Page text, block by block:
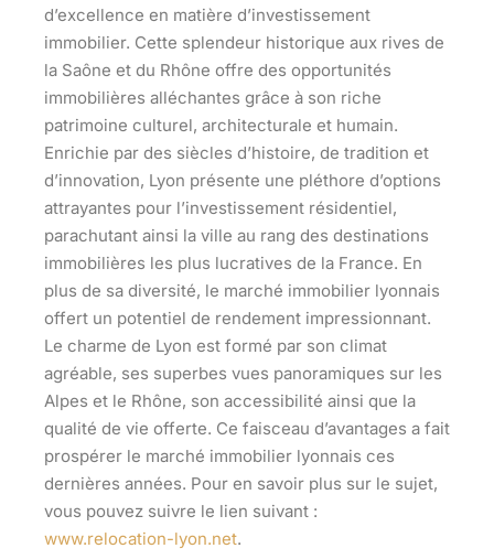
d’excellence en matière d’investissement
immobilier. Cette splendeur historique aux rives de
la Saône et du Rhône offre des opportunités
immobilières alléchantes grâce à son riche
patrimoine culturel, architecturale et humain.
Enrichie par des siècles d’histoire, de tradition et
d’innovation, Lyon présente une pléthore d’options
attrayantes pour l’investissement résidentiel,
parachutant ainsi la ville au rang des destinations
immobilières les plus lucratives de la France. En
plus de sa diversité, le marché immobilier lyonnais
offert un potentiel de rendement impressionnant.
Le charme de Lyon est formé par son climat
agréable, ses superbes vues panoramiques sur les
Alpes et le Rhône, son accessibilité ainsi que la
qualité de vie offerte. Ce faisceau d’avantages a fait
prospérer le marché immobilier lyonnais ces
dernières années. Pour en savoir plus sur le sujet,
vous pouvez suivre le lien suivant :
www.relocation-lyon.net.